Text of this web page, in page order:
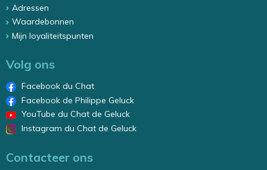
Adressen
Waardebonnen
Mijn loyaliteitspunten
Volg ons
Facebook du Chat
Facebook de Philippe Geluck
YouTube du Chat de Geluck
Instagram du Chat de Geluck
Contacteer ons